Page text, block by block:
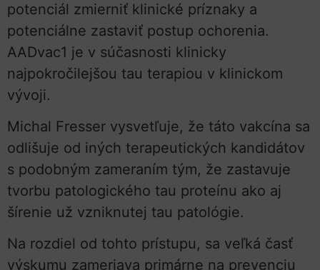
potenciál zmierniť klinické príznaky a
potenciálne zastaviť postup ochorenia.
AADvac1 je v súčasnosti klinicky
najpokročilejšou tau terapiou v klinickom
vývoji.
Michal Fresser vysvetľuje, že táto vakcína sa
odlišuje od iných terapeutických kandidátov
s podobným zameraním tým, že zastavuje
tvorbu patologického tau proteínu ako aj
šírenie už vzniknutej tau patológie.
Na rozdiel od tohto prístupu, sa veľká časť
výskumu zameriava primárne na prevenciu